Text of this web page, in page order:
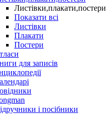
Листівки,плакати,постери
Показати всі
Листівки
Плакати
Постери
для записів
і посібники